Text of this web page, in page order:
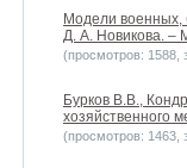
Модели военных,
Д. А. Новикова. –
(просмотров: 1588,
Бурков В.В.,
хозяйственного
(просмотров: 1463,